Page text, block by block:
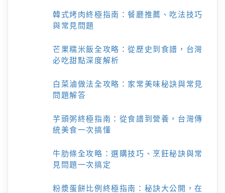
韓式烤肉終極指南：餐廳推薦、吃法技巧
與常見問題
芒果糯米飯全攻略：從歷史到食譜，台灣
必吃甜點深度解析
白菜滷做法全攻略：家常美味秘訣與常見
問題解答
芋頭粥終極指南：從食譜到營養，台灣傳
統美食一次搞懂
牛肋條全攻略：選購技巧、烹飪秘訣與常
見問題一次搞定
粉漿蛋餅比例終極指南：秘訣大公開，在